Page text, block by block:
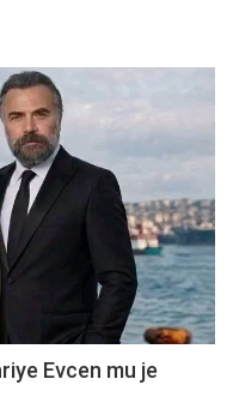
Evcen mu je